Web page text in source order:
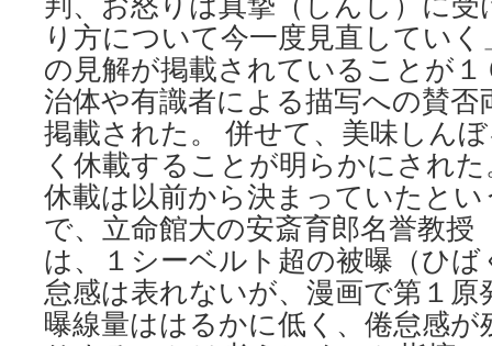
難
生
活
か、
被
く
に
よ
っ
て
起
き
た」
via
り方について今一度見直してい
の見解が掲載されていることが
治体や有識者による描写への賛否
掲載された。 併せて、美味しん
く休載することが明らかにされ
休載は以前から決まっていたと
で、立命館大の安斎育郎名誉教授
は、１シーベルト超の被曝（ひ
怠感は表れないが、漫画で第１原
曝線量ははるかに低く、倦怠感